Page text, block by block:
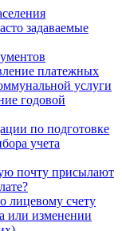
задаваемые
платежных
услуги
годовой
по подготовке
учета
почту присылают
лицевому счету
или изменении